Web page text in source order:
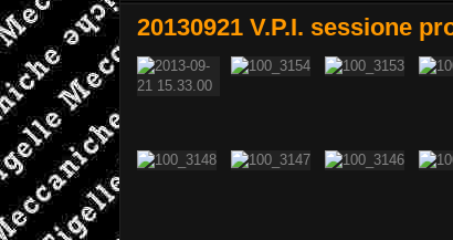
20130921 V.P.I. sessione